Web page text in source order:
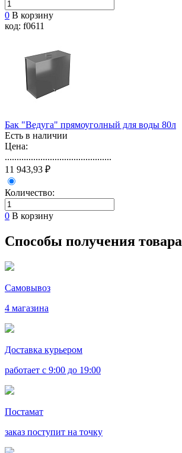
0 В корзину
код: f0611
Бак "Ведуга" прямоуголный для воды 80л
Есть в наличии
Цена:
.............................................
11 943,93 ₽
Количество:
0 В корзину
Способы получения товара
Самовывоз
4 магазина
Доставка курьером
работает с 9:00 до 19:00
Постамат
заказ поступит на точку